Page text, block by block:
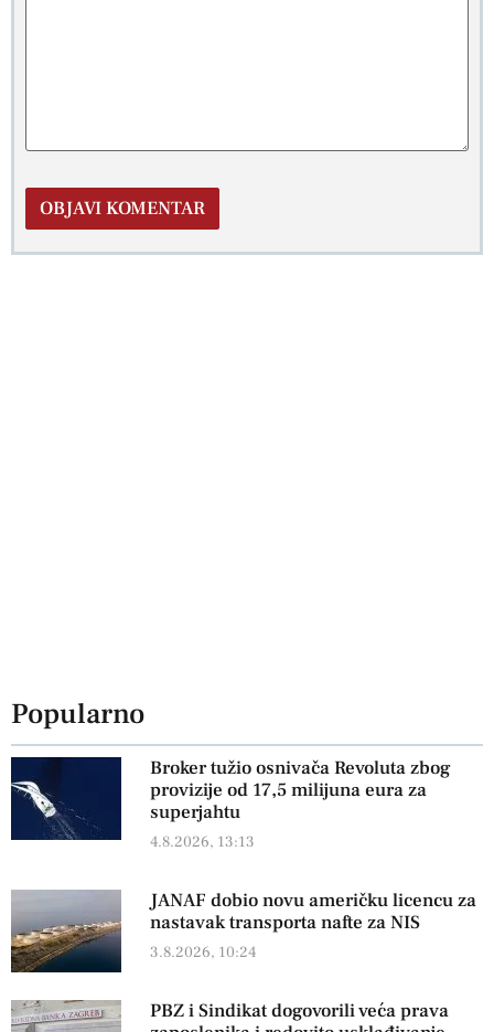
Popularno
Broker tužio osnivača Revoluta zbog
provizije od 17,5 milijuna eura za
superjahtu
4.8.2026, 13:13
JANAF dobio novu američku licencu za
nastavak transporta nafte za NIS
3.8.2026, 10:24
PBZ i Sindikat dogovorili veća prava